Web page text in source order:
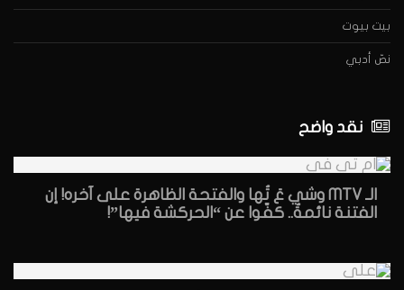
بيت بيوت
نصّ أدبي
نقد واضح
الـ MTV وشي عَ تُها والفتحة الظاهرة على آخره! إن
الفتنة نائمةٌ.. كفّوا عن “الحركشة فيها”!